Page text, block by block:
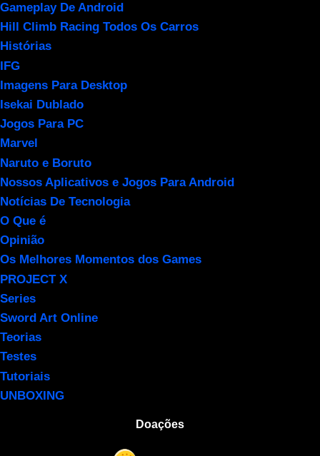
Gameplay De Android
Hill Climb Racing Todos Os Carros
Histórias
IFG
Imagens Para Desktop
Isekai Dublado
Jogos Para PC
Marvel
Naruto e Boruto
Nossos Aplicativos e Jogos Para Android
Notícias De Tecnologia
O Que é
Opinião
Os Melhores Momentos dos Games
PROJECT X
Series
Sword Art Online
Teorias
Testes
Tutoriais
UNBOXING
Doações